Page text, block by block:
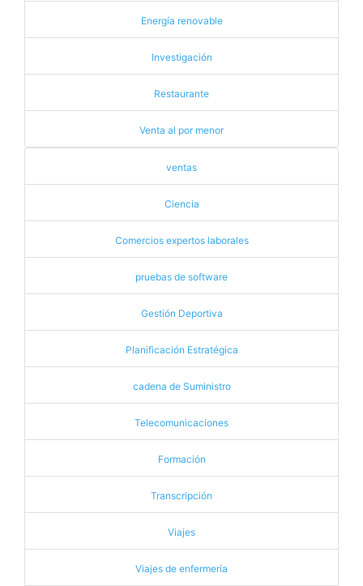
Energía renovable
Investigación
Restaurante
Venta al por menor
ventas
Ciencia
Comercios expertos laborales
pruebas de software
Gestión Deportiva
Planificación Estratégica
cadena de Suministro
Telecomunicaciones
Formación
Transcripción
Viajes
Viajes de enfermería